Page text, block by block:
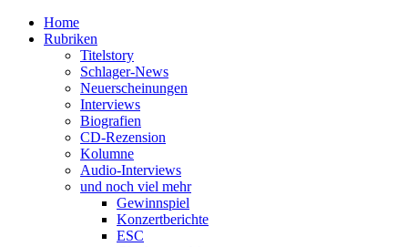
Home
Rubriken
Titelstory
Schlager-News
Neuerscheinungen
Interviews
Biografien
CD-Rezension
Kolumne
Audio-Interviews
und noch viel mehr
Gewinnspiel
Konzertberichte
ESC